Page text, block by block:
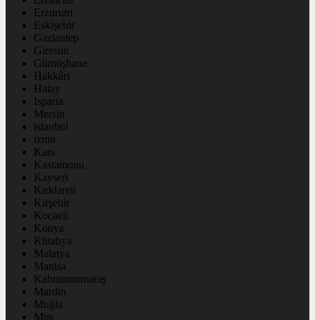
Erzurum
Eskişehir
Gaziantep
Giresun
Gümüşhane
Hakkâri
Hatay
Isparta
Mersin
istanbul
izmir
Kars
Kastamonu
Kayseri
Kırklareli
Kırşehir
Kocaeli
Konya
Kütahya
Malatya
Manisa
Kahramanmaraş
Mardin
Muğla
Muş